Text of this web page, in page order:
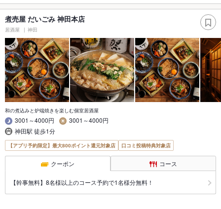
煮売屋 だいごみ 神田本店
居酒屋 神田
和の煮込みと炉端焼きを楽しむ個室居酒屋
3001～4000円
3001～4000円
神田駅 徒歩1分
【アプリ予約限定】最大800ポイント還元対象店 口コミ投稿特典対象店
クーポン コース
【幹事無料】8名様以上のコース予約で1名様分無料！